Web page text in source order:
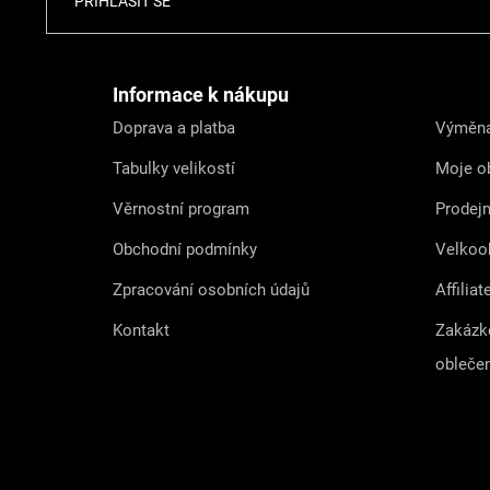
Informace k nákupu
Doprava a platba
Tabulky velikostí
Věrnostní program
Obchodní podmínky
Zpracování osobních údajů
Kontakt
Moje